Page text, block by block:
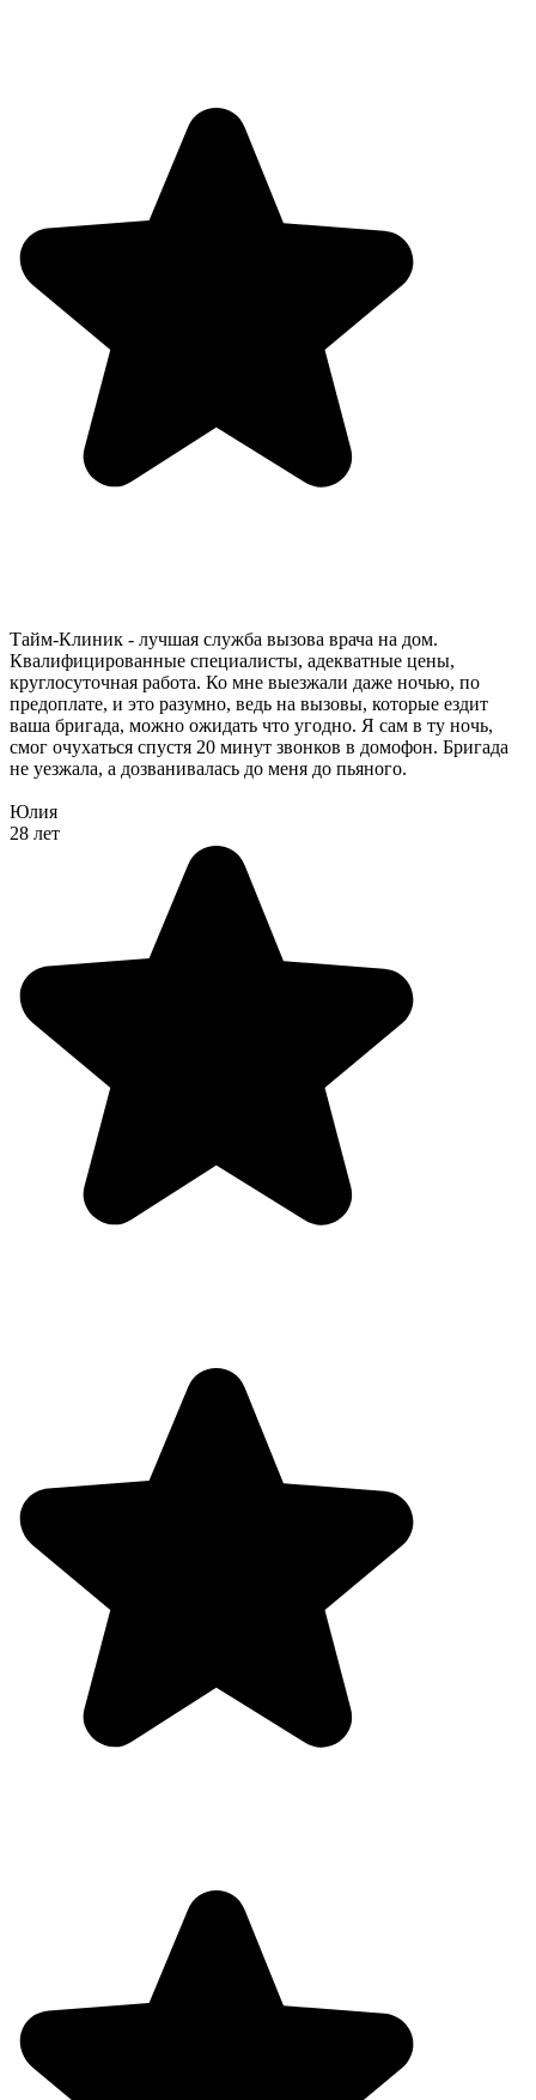
Тайм-Клиник - лучшая служба вызова врача на дом.
Квалифицированные специалисты, адекватные цены,
круглосуточная работа. Ко мне выезжали даже ночью, по
предоплате, и это разумно, ведь на вызовы, которые ездит
ваша бригада, можно ожидать что угодно. Я сам в ту ночь,
смог очухаться спустя 20 минут звонков в домофон. Бригада
не уезжала, а дозванивалась до меня до пьяного.
Юлия
28 лет